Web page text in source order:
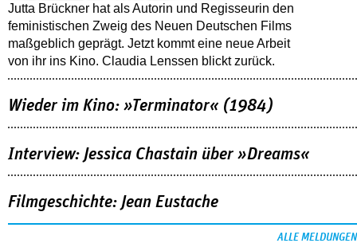
Jutta Brückner hat als Autorin und Regisseurin den
feministischen Zweig des Neuen Deutschen Films
maßgeblich geprägt. Jetzt kommt eine neue Arbeit
von ihr ins Kino. Claudia Lenssen blickt zurück.
Wieder im Kino: »Terminator« (1984)
Interview: Jessica Chastain über »Dreams«
Filmgeschichte: Jean Eustache
ALLE MELDUNGEN